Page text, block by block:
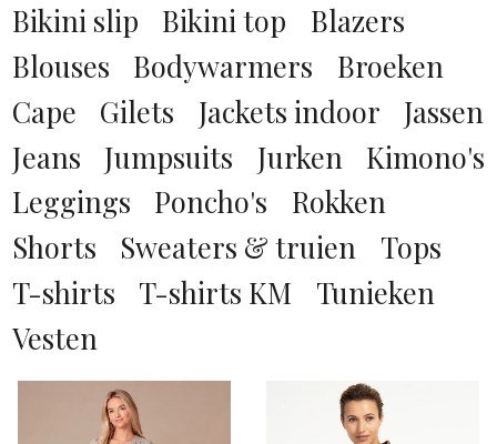
ba&sh
Bardou
Bardou Exclusive
Beaumont
Berenice
Brigitte van Peperstraten
Co Couture
blauw
blauw dessin
bordeaux rood
bruin
bruin dessin
camel
COGNAC
donker bruin
donker grijs
donker groen
S
M
XL
XXL
00
24
Bikini slip
Bikini top
Blazers
Blouses
Bodywarmers
Broeken
Cape
Gilets Jackets indoor
Jassen
Jeans
Jumpsuits Jurken
Kimono's
Leggings
Poncho's
Rokken
Shorts
Sweaters & truien
Tops
T-shirts
T-shirts KM
Tunieken
Vesten